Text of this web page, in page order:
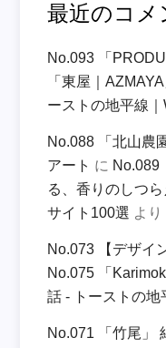
最近のコメ
No.093 「
「東屋｜
ーストの地平線
No.088 「北山農
アート に No.089
る、香りのしつ
サイト100選 より
No.073 【デザイ
No.075 「
話 - トーストの
No.071 「竹尾」